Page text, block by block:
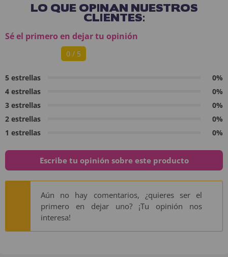
LO QUE OPINAN NUESTROS
CLIENTES:
Sé el primero en dejar tu opinión
0 / 5
5 estrellas
0%
4 estrellas
0%
3 estrellas
0%
2 estrellas
0%
1 estrellas
0%
Escribe tu opinión sobre este producto
Aún no hay comentarios, ¿quieres ser el
primero en dejar uno? ¡Tu opinión nos
interesa!